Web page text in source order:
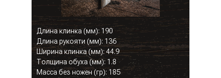
Длина клинка (мм): 190
Длина рукояти (мм): 136
Ширина клинка (мм): 44.9
Толщина обуха (мм): 1.8
Масса без ножен (гр): 185